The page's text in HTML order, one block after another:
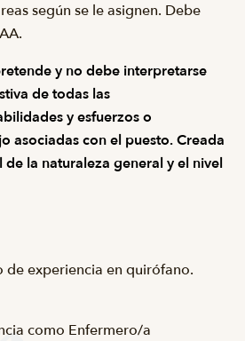
según se le asignen. Debe
y no debe interpretarse
de todas las
y esfuerzos o
asociadas con el puesto. Creada
la naturaleza general y el nivel
de experiencia en quirófano.
como Enfermero/a